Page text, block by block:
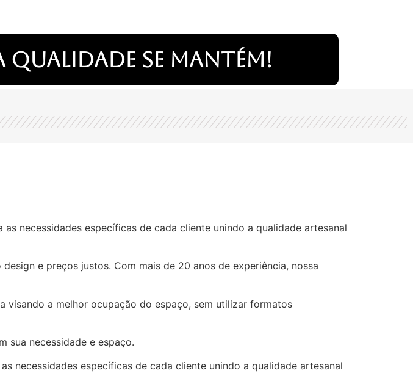
qualidade se mantém!
necessidades específicas de cada cliente unindo a qualidade artesanal
e preços justos. Com mais de 20 anos de experiência, nossa
a melhor ocupação do espaço, sem utilizar formatos
sua necessidade e espaço.
necessidades específicas de cada cliente unindo a qualidade artesanal